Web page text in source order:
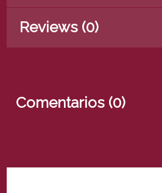
Reviews (0)
Comentarios (0)